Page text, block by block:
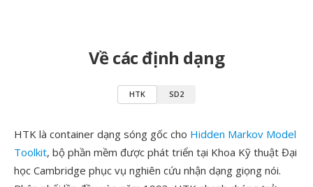
Về các định dạng
HTK SD2
HTK là container dạng sóng gốc cho Hidden Markov Model
Toolkit, bộ phần mềm được phát triển tại Khoa Kỹ thuật Đại
học Cambridge phục vụ nghiên cứu nhận dạng giọng nói.